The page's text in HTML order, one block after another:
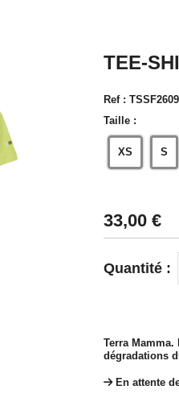
TEE-
Ref :
Taille :
XS S
33,00€
Quantité :
Terra
dégradations
En attente